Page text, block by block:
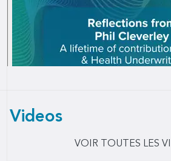
Videos
VOIR TOUTES LES